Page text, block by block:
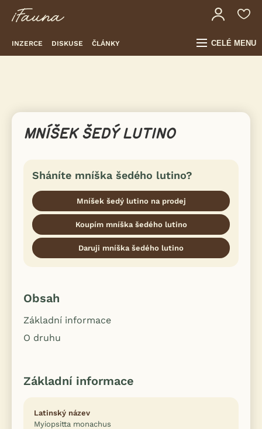
INZERCE DISKUSE ČLÁNKY CELÉ MENU
MNÍŠEK ŠEDÝ LUTINO
Sháníte mníška šedého lutino?
Mníšek šedý lutino na prodej
Koupím mníška šedého lutino
Daruji mníška šedého lutino
Obsah
Základní informace
O druhu
Základní informace
Latinský název
Myiopsitta monachus